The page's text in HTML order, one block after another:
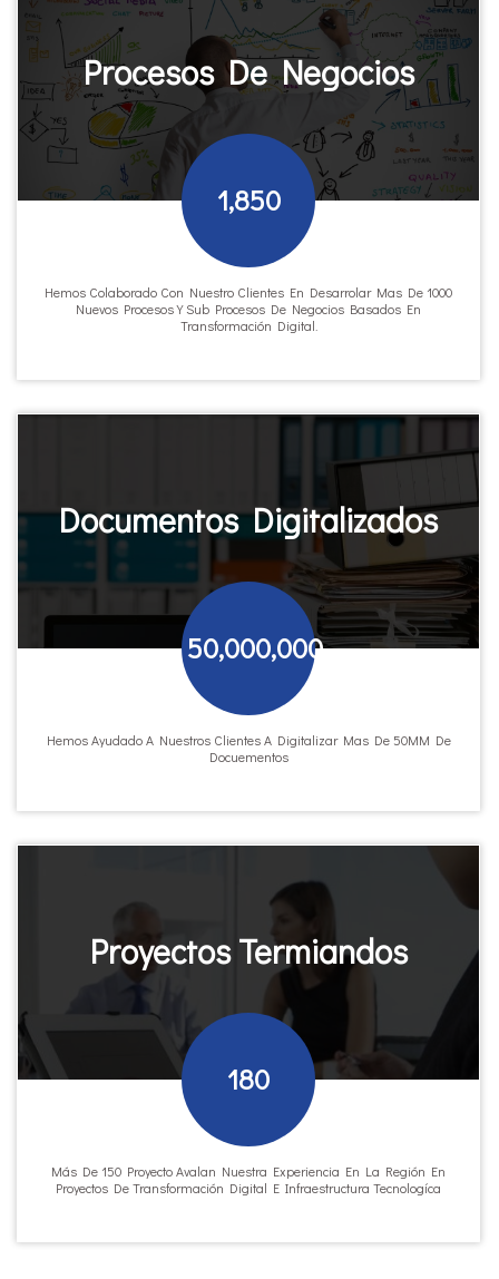
Procesos De Negocios
1,850
Hemos Colaborado Con Nuestro Clientes En Desarrolar Mas De 1000
Nuevos Procesos Y Sub Procesos De Negocios Basados En
Transformación Digital.
Documentos Digitalizados
50,000,000
Hemos Ayudado A Nuestros Clientes A Digitalizar Mas De 50MM De
Docuementos
Proyectos Termiandos
180
Más De 150 Proyecto Avalan Nuestra Experiencia En La Región En
Proyectos De Transformación Digital E Infraestructura Tecnologíca